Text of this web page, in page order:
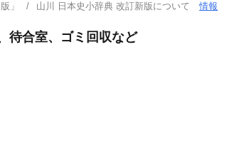
」 山川 日本史小辞典 改訂新版について情報
待合室、ゴミ回収など